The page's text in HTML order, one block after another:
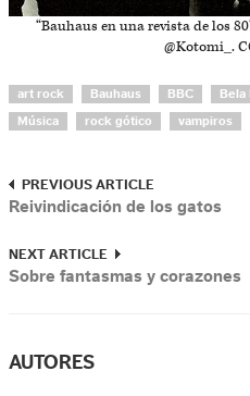
“Bauhaus en una revista de los
@Kotomi_.
art rock Bauhaus BBC Bela
Música rock gótico vampiros
PREVIOUS ARTICLE
Reivindicación de los gatos
NEXT ARTICLE
Sobre fantasmas y corazones
AUTORES